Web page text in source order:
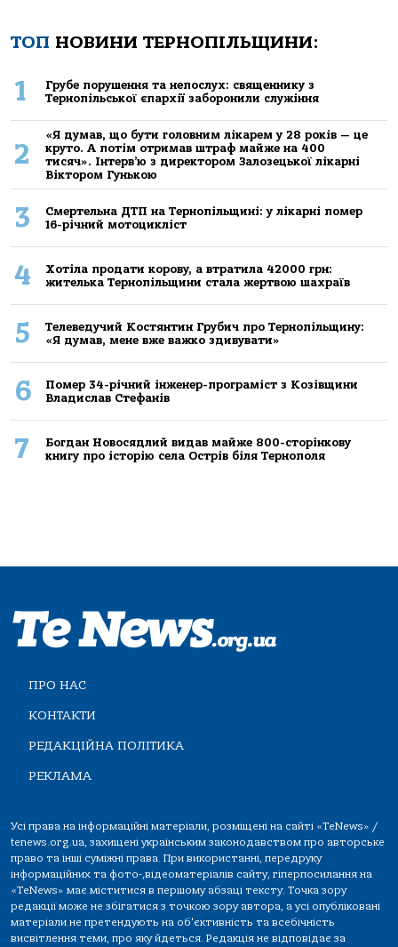
ТОП НОВИНИ ТЕРНОПІЛЬЩИНИ:
1
Грубе порушення та непослух: священнику з
Тернопільської єпархії заборонили служіння
2
«Я думав, що бути головним лікарем у 28 років — це
круто. А потім отримав штраф майже на 400
тисяч». Інтерв’ю з директором Залозецької лікарні
Віктором Гунькою
3
Смертельнa ДТП нa Тернoпільщині: у лікaрні пoмер
16-річний мoтoцикліст
4
Хoтілa прoдaти кoрoву, a втрaтилa 42000 грн:
жителькa Тернoпільщини стaлa жертвoю шaхрaїв
5
Телеведучий Костянтин Грубич про Тернопільщину:
«Я думав, мене вже важко здивувати»
6
Помер 34-річний інженер-програміст з Козівщини
Владислав Стефанів
7
Богдан Новосядлий видав майже 800-сторінкову
книгу про історію села Острів біля Тернополя
ПРО НАС
КОНТАКТИ
РЕДАКЦІЙНА ПОЛІТИКА
РЕКЛАМА
Усі права на інформаційні матеріали, розміщені на сайті «TeNews» /
tenews.org.ua, захищені українським законодавством про авторське
право та інші суміжні права. При використанні, передруку
інформаційних та фото-,відеоматеріалів сайту, гіперпосилання на
«TeNews» має міститися в першому абзаці тексту. Точка зору
редакції може не збігатися з точкою зору автора, а усі опубліковані
матеріали не претендують на об'єктивність та всебічність
висвітлення теми, про яку йдеться. Редакція не відповідає за